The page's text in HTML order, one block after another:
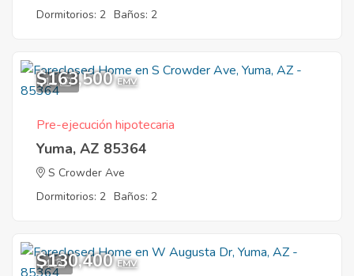
Dormitorios: 2 Baños: 2
11
$163,500 EMV
Pre-ejecución hipotecaria
Yuma, AZ 85364
S Crowder Ave
Dormitorios: 2 Baños: 2
4
$130,400 EMV